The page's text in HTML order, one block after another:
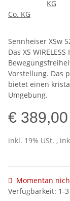
Co. KG
Sennheiser XSw
Das XS
Vorstellung. Das
bietet einen
Umgebung.
€ 389,00
inkl. 19% USt. ,
Momentan
Verfügbarkeit: 1-3